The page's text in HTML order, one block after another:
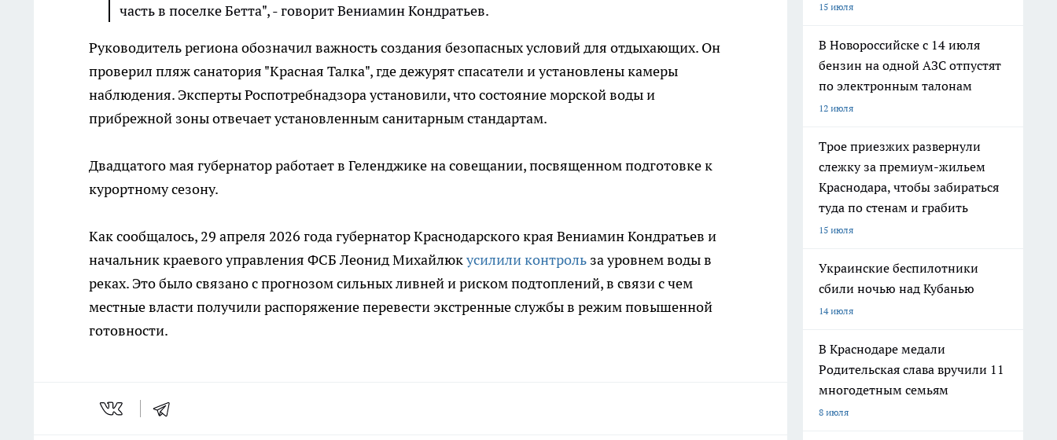
часть в поселке Бетта", - говорит Вениамин Кондратьев.
Руководитель региона обозначил важность создания безопасных условий для отдыхающих. Он
проверил пляж санатория "Красная Талка", где дежурят спасатели и установлены камеры
наблюдения. Эксперты Роспотребнадзора установили, что состояние морской воды и
прибрежной зоны отвечает установленным санитарным стандартам.
Двадцатого мая губернатор работает в Геленджике на совещании, посвященном подготовке к
курортному сезону.
Как сообщалось, 29 апреля 2026 года губернатор Краснодарского края Вениамин Кондратьев и
начальник краевого управления ФСБ Леонид Михайлюкусилили контроль за уровнем воды в
реках. Это было связано с прогнозом сильных ливней и риском подтоплений, в связи с чем
местные власти получили распоряжение перевести экстренные службы в режим повышенной
готовности.
15 июля
В Новороссийске с 14 июля
бензин на одной АЗС отпустят
по электронным талонам
12 июля
Трое приезжих развернули
слежку за премиум-жильем
Краснодара, чтобы забираться
туда по стенам и грабить
15 июля
Украинские беспилотники
сбили ночью над Кубанью
14 июля
В Краснодаре медали
Родительская слава вручили 11
многодетным семьям
8 июля